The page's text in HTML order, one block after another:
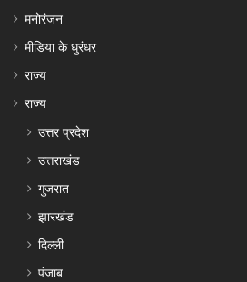
मनोरंजन
मीडिया के धुरंधर
राज्य
राज्य
उत्तर प्रदेश
उत्तराखंड
गुजरात
झारखंड
दिल्ली
पंजाब